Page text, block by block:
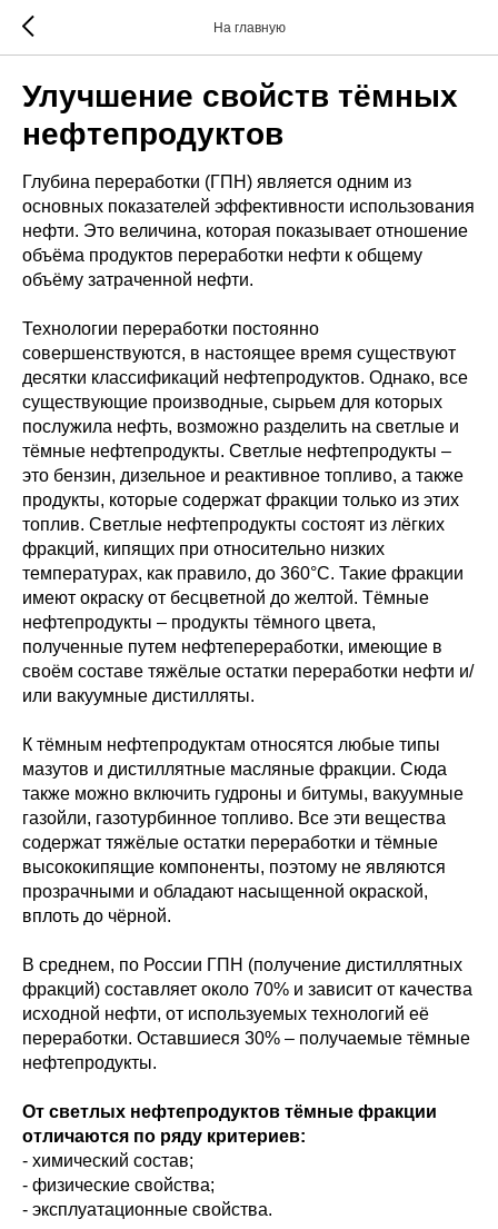
На главную
Улучшение свойств тёмных
нефтепродуктов
Глубина переработки (ГПН) является одним из
основных показателей эффективности использования
нефти. Это величина, которая показывает отношение
объёма продуктов переработки нефти к общему
объёму затраченной нефти.
Технологии переработки постоянно
совершенствуются, в настоящее время существуют
десятки классификаций нефтепродуктов. Однако, все
существующие производные, сырьем для которых
послужила нефть, возможно разделить на светлые и
тёмные нефтепродукты. Светлые нефтепродукты –
это бензин, дизельное и реактивное топливо, а также
продукты, которые содержат фракции только из этих
топлив. Светлые нефтепродукты состоят из лёгких
фракций, кипящих при относительно низких
температурах, как правило, до 360°С. Такие фракции
имеют окраску от бесцветной до желтой. Тёмные
нефтепродукты – продукты тёмного цвета,
полученные путем нефтепереработки, имеющие в
своём составе тяжёлые остатки переработки нефти и/
или вакуумные дистилляты.
К тёмным нефтепродуктам относятся любые типы
мазутов и дистиллятные масляные фракции. Сюда
также можно включить гудроны и битумы, вакуумные
газойли, газотурбинное топливо. Все эти вещества
содержат тяжёлые остатки переработки и тёмные
высококипящие компоненты, поэтому не являются
прозрачными и обладают насыщенной окраской,
вплоть до чёрной.
В среднем, по России ГПН (получение дистиллятных
фракций) составляет около 70% и зависит от качества
исходной нефти, от используемых технологий её
переработки. Оставшиеся 30% – получаемые тёмные
нефтепродукты.
От светлых нефтепродуктов тёмные фракции
отличаются по ряду критериев:
- химический состав;
- физические свойства;
- эксплуатационные свойства.